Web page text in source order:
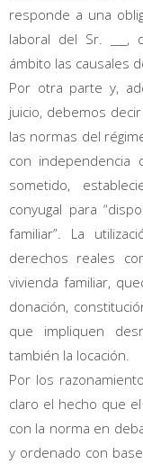
responde a una
laboral del Sr.
ámbito las causales
Por otra parte y,
juicio, debemos
las normas del
con independencia
sometido,
conyugal para
familiar”. La
derechos reales
vivienda familiar,
donación,
que impliquen
también la locación.
Por los
claro el hecho que
con la norma en
y ordenado con